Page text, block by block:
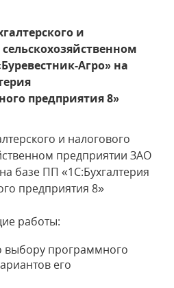
и
Агро» на
предприятия 8»
и налогового
предприятии ЗАО
базе ПП «1С:Бухгалтерия
предприятия 8»
работы:
выбору программного
его